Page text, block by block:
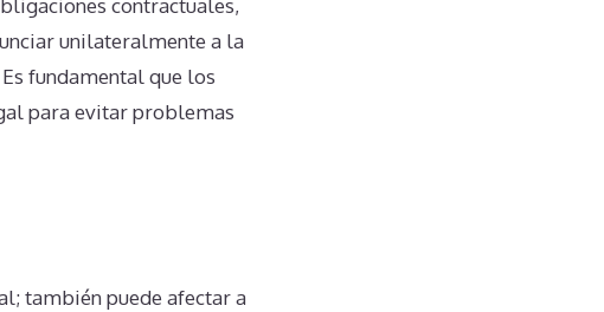
contractuales,
unilateralmente a la
fundamental que los
para evitar problemas
también puede afectar a